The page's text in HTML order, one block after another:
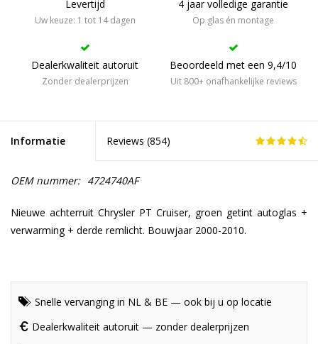
Levertijd
Uw keuze: 1 tot 14 dagen
4 jaar volledige garantie
Op glas én montage
Dealerkwaliteit autoruit
Zonder dealerprijzen
Beoordeeld met een 9,4/10
Uit 800+ onafhankelijke reviews
Informatie Reviews (854)
OEM nummer: 4724740AF
Nieuwe achterruit Chrysler PT Cruiser, groen getint autoglas +
verwarming + derde remlicht. Bouwjaar 2000-2010.
Snelle vervanging in NL & BE — ook bij u op locatie
Dealerkwaliteit autoruit — zonder dealerprijzen